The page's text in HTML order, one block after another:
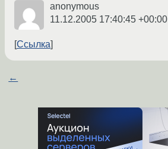
anonymous
11.12.2005 17:40:45 +00:00
Ссылка
←